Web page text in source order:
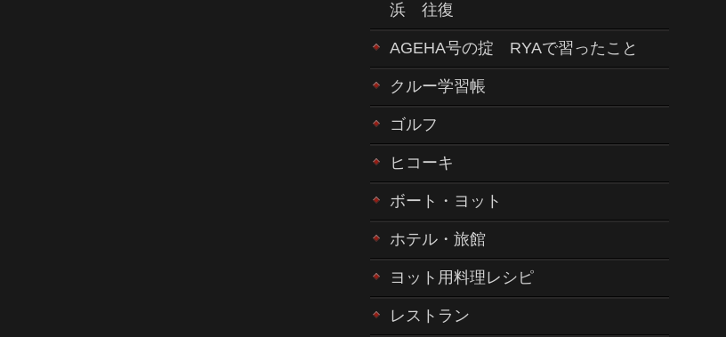
浜 往復
AGEHA号の掟 RYAで習ったこと
クルー学習帳
ゴルフ
ヒコーキ
ボート・ヨット
ホテル・旅館
ヨット用料理レシピ
レストラン